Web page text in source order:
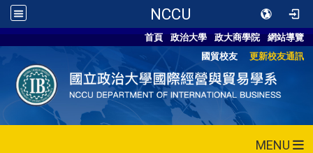
NCCU
首頁 政治大學 政大商學院
網站導覽
國貿校友
更新校友通訊
MENU